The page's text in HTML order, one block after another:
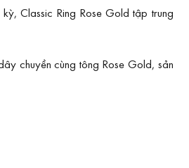
Classic Ring Rose Gold tập trung
chuyền cùng tông Rose Gold, sản